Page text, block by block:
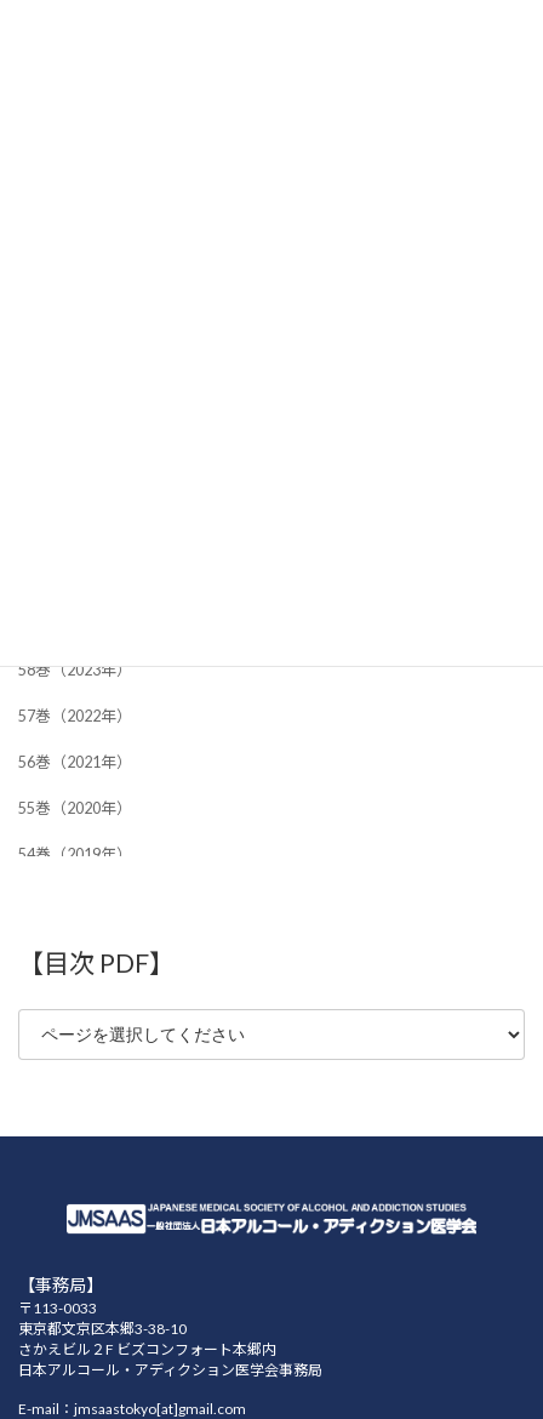
58巻（2023年）
57巻（2022年）
56巻（2021年）
55巻（2020年）
54巻（2019年）
50巻（2015年）
46巻（2011年）
44巻（2009年）
43巻（2008年）
42巻（2007年）
【目次 PDF】
【事務局】
〒113-0033
東京都文京区本郷3-38-10
さかえビル２F ビズコンフォート本郷内
日本アルコール・アディクション医学会事務局
E-mail：jmsaastokyo[at]gmail.com